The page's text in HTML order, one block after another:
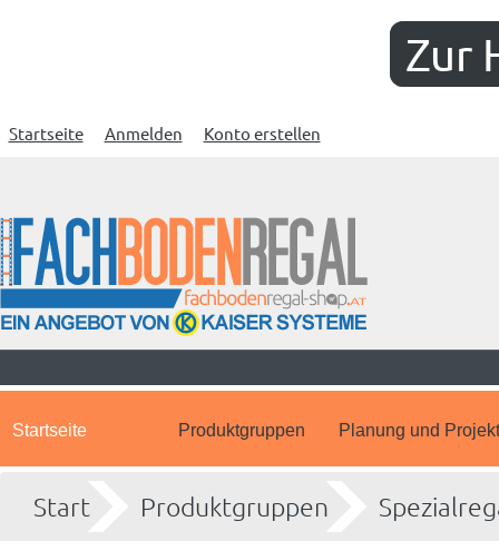
Zur
Startseite Anmelden Konto erstellen
Startseite Produktgruppen Planung und
Start Produktgruppen